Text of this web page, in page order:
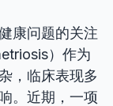
康问题的关注
）作为
，临床表现多
。近期，一项